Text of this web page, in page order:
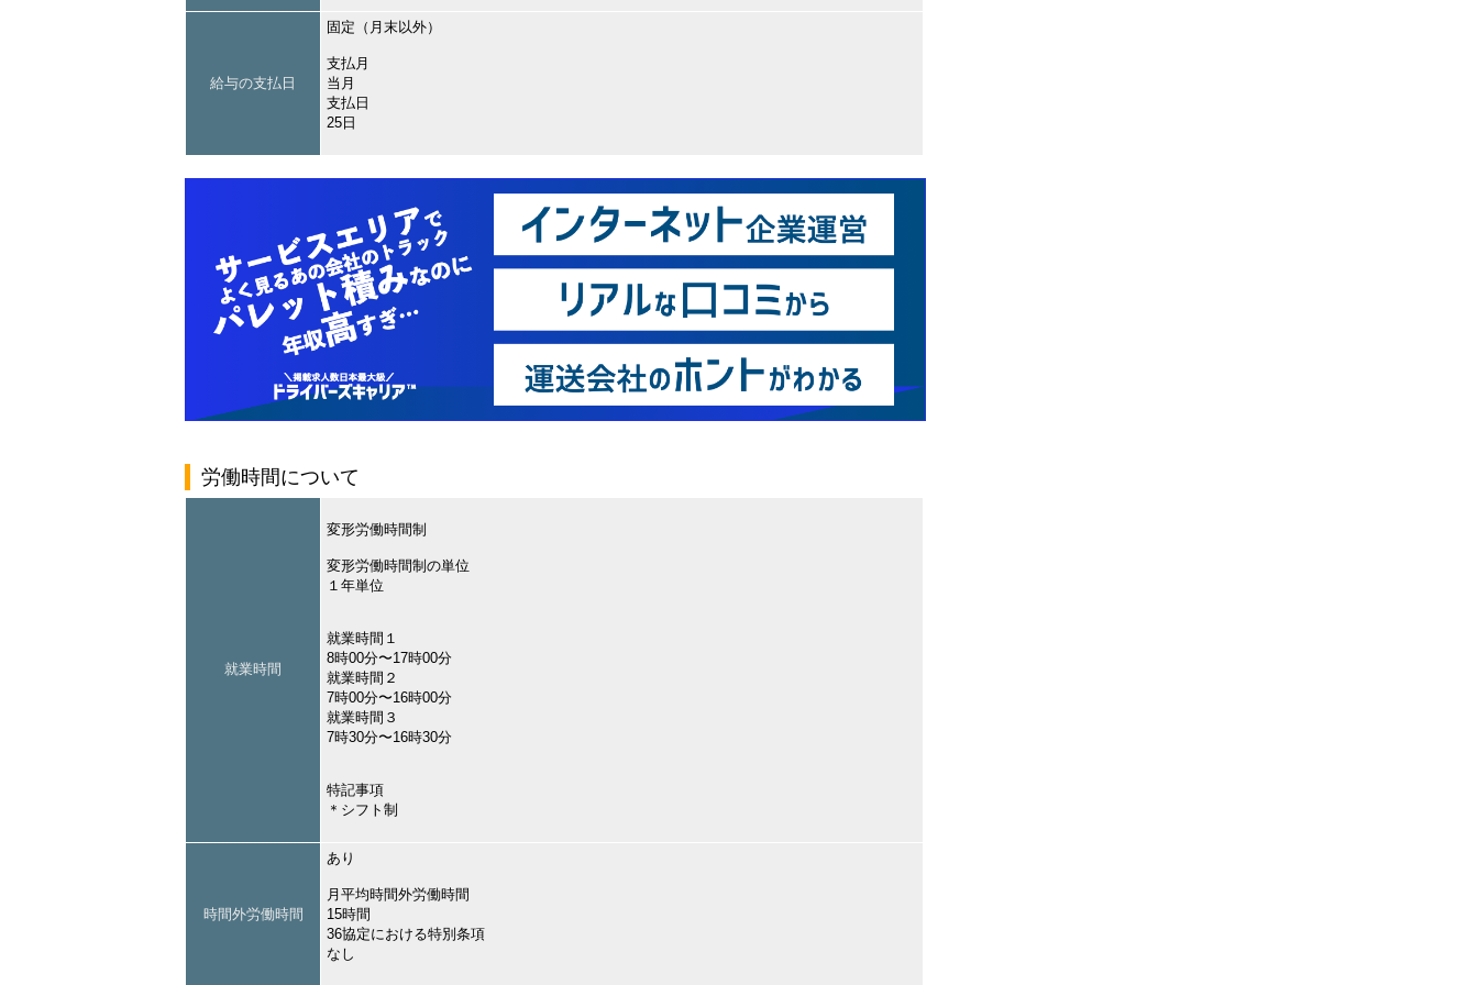
給与の支払日
固定（月末以外）
支払月
当月
支払日
25日
労働時間について
就業時間
変形労働時間制
変形労働時間制の単位
１年単位
就業時間１
8時00分〜17時00分
就業時間２
7時00分〜16時00分
就業時間３
7時30分〜16時30分
特記事項
＊シフト制
時間外労働時間
あり
月平均時間外労働時間
15時間
36協定における特別条項
なし